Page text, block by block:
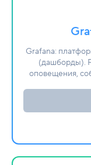
Grafana:
(дашборды).
оповещения,